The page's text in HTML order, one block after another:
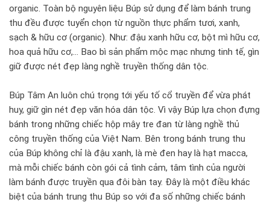
organic. Toàn bộ nguyên liệu Búp sử dụng để làm bánh trung
thu đều được tuyển chọn từ nguồn thực phẩm tươi, xanh,
sạch & hữu cơ (organic). Như: đậu xanh hữu cơ, bột mì hữu cơ,
hoa quả hữu cơ,... Bao bì sản phẩm mộc mạc nhưng tinh tế, gìn
giữ được nét đẹp làng nghề truyền thống dân tộc.
Búp Tâm An luôn chú trọng tới yếu tố cổ truyền để vừa phát
huy, giữ gìn nét đẹp văn hóa dân tộc. Vì vậy Búp lựa chọn đựng
bánh trong những chiếc hộp mây tre đan từ làng nghề thủ
công truyền thống của Việt Nam. Bên trong bánh trung thu
của Búp không chỉ là đậu xanh, là mè đen hay là hạt macca,
mà mỗi chiếc bánh còn gói cả tình cảm, tâm tình của người
làm bánh được truyền qua đôi bàn tay. Đây là một điều khác
biệt của bánh trung thu Búp so với đa số những chiếc bánh